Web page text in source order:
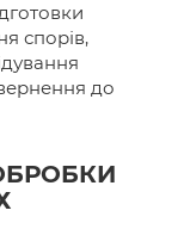
спорів,
до